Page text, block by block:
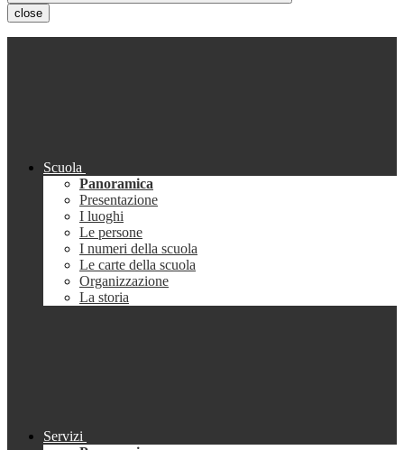
close
Scuola
Panoramica
Presentazione
I luoghi
Le persone
I numeri della scuola
Le carte della scuola
Organizzazione
La storia
Servizi